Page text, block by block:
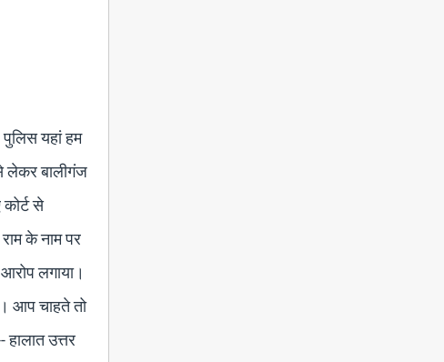
यहां हम
लेकर बालीगंज
से
के नाम पर
लगाया।
आप चाहते तो
उत्तर